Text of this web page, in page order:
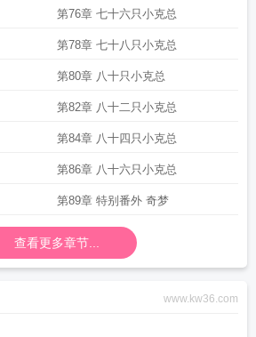
第76章 七十六只小克总
第78章 七十八只小克总
第80章 八十只小克总
第82章 八十二只小克总
第84章 八十四只小克总
第86章 八十六只小克总
第89章 特别番外 奇梦
查看更多章节...
www.kw36.com